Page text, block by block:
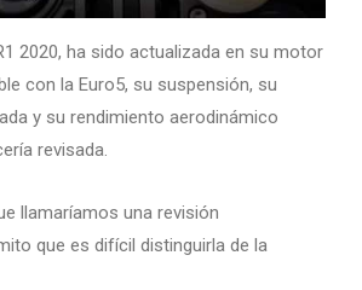
2020, ha sido actualizada en su motor
con la Euro5, su suspensión, su
y su rendimiento aerodinámico
revisada.
llamaríamos una revisión
que es difícil distinguirla de la